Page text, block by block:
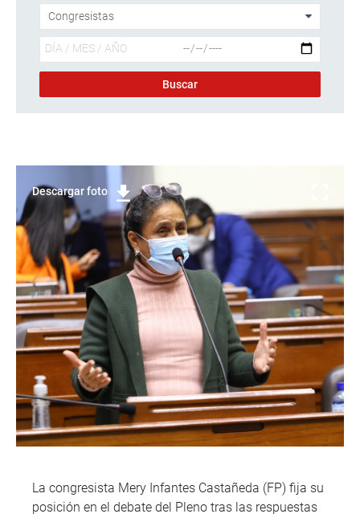
Descargar foto
La congresista Mery Infantes Castañeda (FP) fija su
posición en el debate del Pleno tras las respuestas